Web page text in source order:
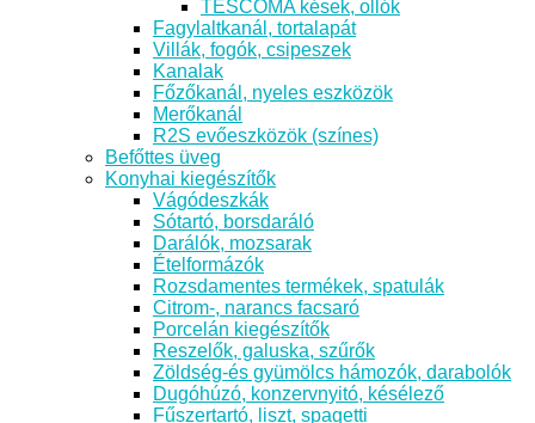
TESCOMA kések, ollók
Fagylaltkanál, tortalapát
Villák, fogók, csipeszek
Kanalak
Főzőkanál, nyeles eszközök
Merőkanál
R2S evőeszközök (színes)
Befőttes üveg
Konyhai kiegészítők
Vágódeszkák
Sótartó, borsdaráló
Darálók, mozsarak
Ételformázók
Rozsdamentes termékek, spatulák
Citrom-, narancs facsaró
Porcelán kiegészítők
Reszelők, galuska, szűrők
Zöldség-és gyümölcs hámozók, darabolók
Dugóhúzó, konzervnyitó, késélező
Fűszertartó, liszt, spagetti